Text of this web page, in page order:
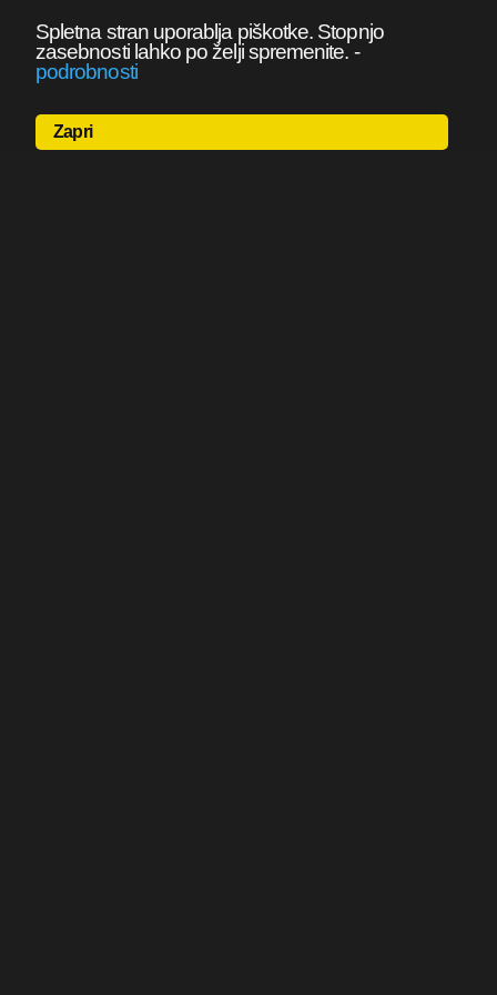
Spletna stran uporablja piškotke. Stopnjo
zasebnosti lahko po želji spremenite. -
podrobnosti
Zapri